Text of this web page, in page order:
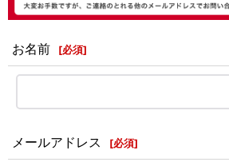
お名前 [必須]
メールアドレス [必須]